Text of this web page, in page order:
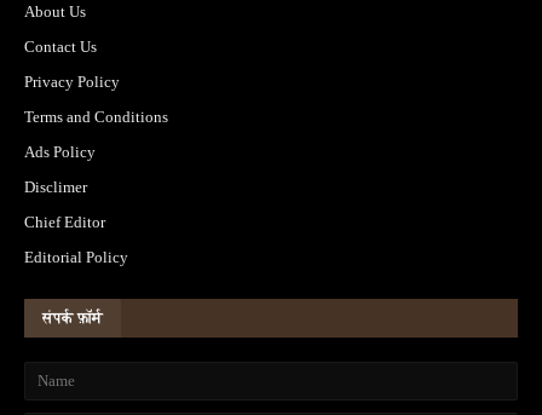
About Us
Contact Us
Privacy Policy
Terms and Conditions
Ads Policy
Disclimer
Chief Editor
Editorial Policy
संपर्क फ़ॉर्म